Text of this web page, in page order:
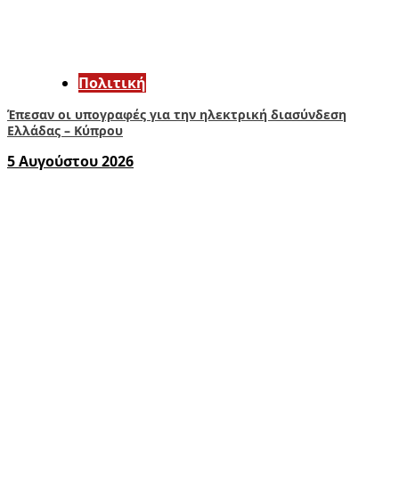
Πολιτική
Έπεσαν οι υπογραφές για την ηλεκτρική διασύνδεση
Ελλάδας – Κύπρου
5 Αυγούστου 2026